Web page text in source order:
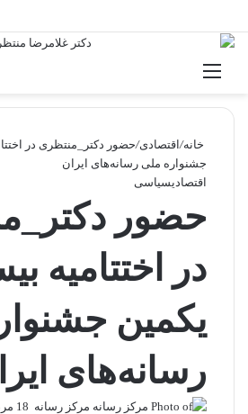
منو
خانه/اقتصادی/حضور دکتر_منتظری در
جشنواره ملی رسانه‌های ایران
اقتصادیسیاسی
حضور
در اختتامیه
یکمین
رسانه‌های
مرکز رسانه Send
18 مرداد 1402